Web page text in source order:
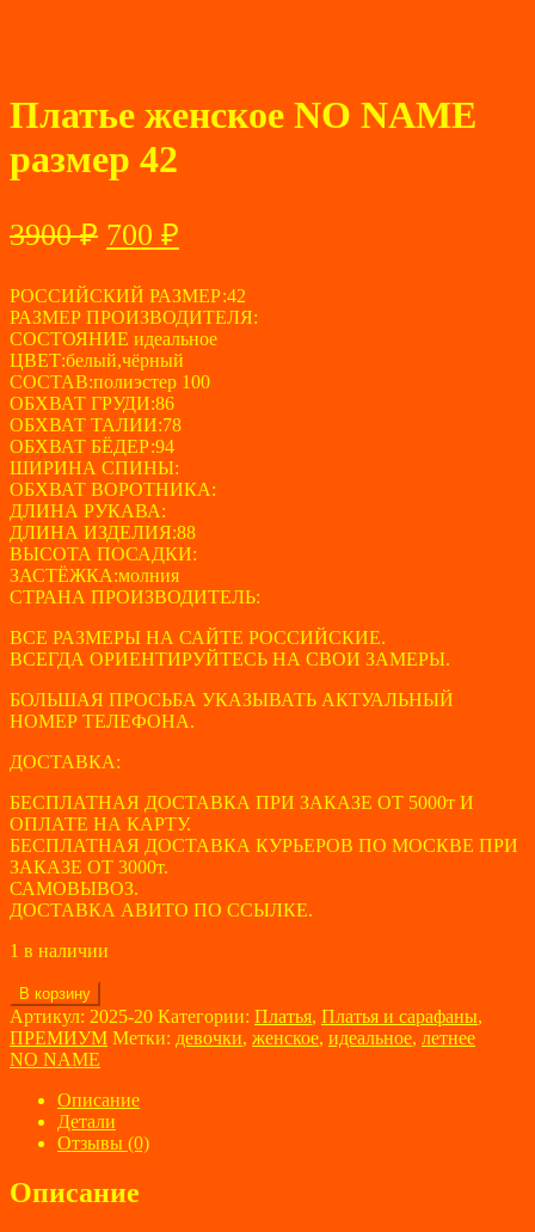
Платье женское NO NAME
размер 42
3900₽ Первоначальная
составляла
3900 ₽.
700 ₽
700 ₽.
РОССИЙСКИЙ РАЗМЕР:42
РАЗМЕР ПРОИЗВОДИТЕЛЯ:
СОСТОЯНИЕ идеальное
ЦВЕТ:белый,чёрный
СОСТАВ:полиэстер 100
ОБХВАТ ГРУДИ:86
ОБХВАТ ТАЛИИ:78
ОБХВАТ БЁДЕР:94
ШИРИНА СПИНЫ:
ОБХВАТ ВОРОТНИКА:
ДЛИНА РУКАВА:
ДЛИНА ИЗДЕЛИЯ:88
ВЫСОТА ПОСАДКИ:
ЗАСТЁЖКА:молния
СТРАНА ПРОИЗВОДИТЕЛЬ:
ВСЕ РАЗМЕРЫ НА САЙТЕ РОССИЙСКИЕ.
ВСЕГДА ОРИЕНТИРУЙТЕСЬ НА СВОИ ЗАМЕРЫ.
БОЛЬШАЯ ПРОСЬБА УКАЗЫВАТЬ АКТУАЛЬНЫЙ
НОМЕР ТЕЛЕФОНА.
ДОСТАВКА:
БЕСПЛАТНАЯ ДОСТАВКА ПРИ ЗАКАЗЕ ОТ 5000т И
ОПЛАТЕ НА КАРТУ.
БЕСПЛАТНАЯ ДОСТАВКА КУРЬЕРОВ ПО МОСКВЕ ПРИ
ЗАКАЗЕ ОТ 3000т.
САМОВЫВОЗ.
ДОСТАВКА АВИТО ПО ССЫЛКЕ.
1 в наличии
Количество
товара
Платье
женское
NAME
размер
В корзину
Артикул: 2025-20 Категории: Платья, Платья и сарафаны,
ПРЕМИУМ Метки: девочки, женское, идеальное, летнее
NO NAME
Описание
Детали
Отзывы (0)
Описание